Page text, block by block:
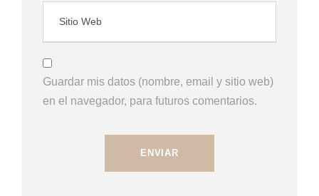
Guardar mis datos (nombre, email y sitio web)
en el navegador, para futuros comentarios.